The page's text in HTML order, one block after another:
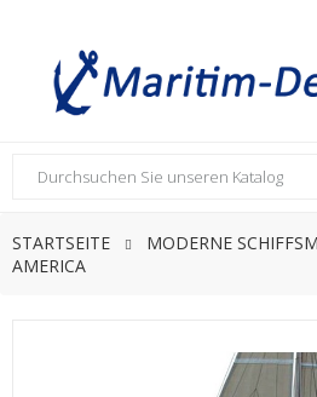
STARTSEITE MODERNE
AMERICA